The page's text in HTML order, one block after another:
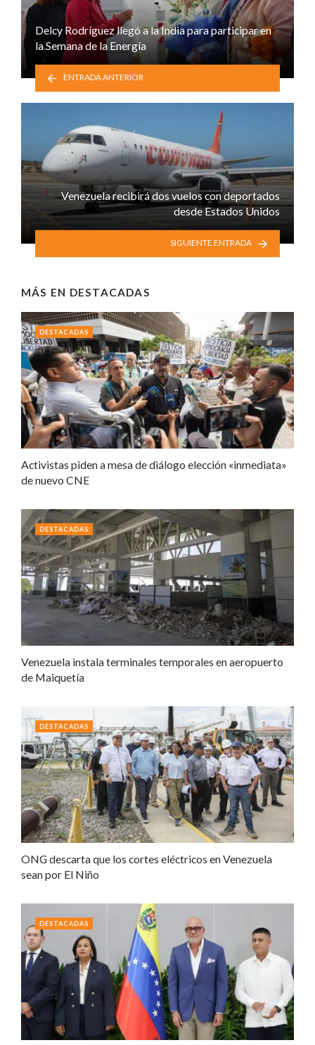
Delcy Rodríguez llegó a la India para participar en
la Semana de la Energía
ENTRADA ANTERIOR
Venezuela recibirá dos vuelos con deportados
desde Estados Unidos
SIGUIENTE ENTRADA
MÁS EN DESTACADAS
Activistas piden a mesa de diálogo elección «inmediata»
de nuevo CNE
DESTACADAS
Venezuela instala terminales temporales en aeropuerto
de Maiquetía
DESTACADAS
ONG descarta que los cortes eléctricos en Venezuela
sean por El Niño
DESTACADAS
DESTACADAS